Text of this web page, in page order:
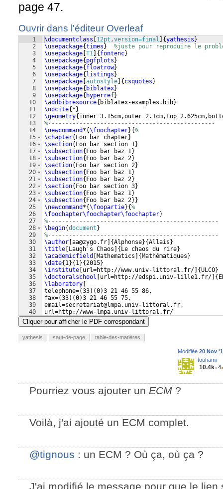
page 47.
Ouvrir dans l'éditeur Overleaf
1
2
3
4
5
6
7
8
9
10
11
12
13
14
15
16
17
18
19
20
21
22
23
24
25
26
27
28
29
30
31
32
33
34
35
36
37
38
39
40
41
\documentclass 12pt,version=final {yathesis }
\usepackage{times }
%juste pour reproduire le
\usepackage T1 { fontenc}
\usepackage{ pgfplots }
\usepackage{ floatrow}
\usepackage{ listings }
\usepackage autostyle { csquotes }
\usepackage{ biblatex}
\usepackage{ hyperref}
\addbibresource{ biblatex-examples.bib}
\nocite{ * }
\geometry{
%------------------------------------------------
\newcommand *{\foochapter}{%
\chapter{ Foo bar chapter}
\section{ Foo bar section 1}
\subsection{ Foo bar baz 1}
\subsection{ Foo bar baz 2}
\section{ Foo bar section 2}
\subsection{ Foo bar baz 1}
\subsection{ Foo bar baz 2}
\section{ Foo bar section 3}
\subsection{ Foo bar baz 1}
\subsection{ Foo bar baz 2}}
\newcommand *{\foopartie}{%
\foochapter\foochapter\foochapter}
%-------------------------------------------------
\begin{document }
%-------------------------------------------------
\author aa@zygo.fr {Alphonse}{Allais }
\title
Laugh's Chaos { Le chaos du rire}
\academicfield
Mathematics { Mathématiques }
\date{ 1}{ 1}{2015}
\institute url=http://www.univ-littoral.fr/ {ULCO}
\doctoralschool
url=http://edspi.univ-lille1.fr/ {
\laboratory
telephone=(33) (0)3 21 46 55 86,
fax=(33) (0)3 21 46 55 75,
email=secretariat@lmpa.univ-littoral.fr,
url=http://www-lmpa.univ-littoral.fr/
]{LMPA Joseph Liouville}{%
Cliquer pour afficher le PDF correspondant
yathesis saut-de-page table-des-matières
Modifiée 20 Nov
touhami
10.4k●4
Pourriez vous ajouter un ECM ?
Voilà, j'ai ajouté un ECM complet.
@tignous : un ECM ? Où ça, où ça ?
J'ai modifié le message pour que le